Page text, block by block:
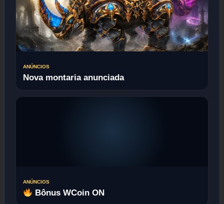
ANÚNCIOS
Nova montaria anunciada
ANÚNCIOS
Bônus WCoin ON